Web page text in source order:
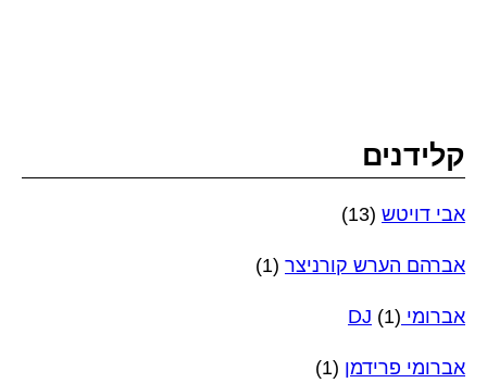
קלידנים
אבי דויטש (13)
אברהם הערש קורניצר (1)
אברומי DJ (1)
אברומי פרידמן (1)